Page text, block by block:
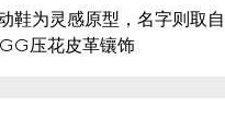
为灵感原型，名字则取
压花皮革镶饰